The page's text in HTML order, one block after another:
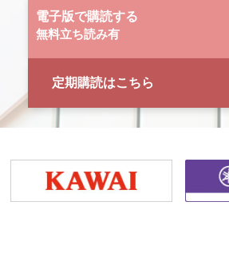
電子版で購読する
無料立ち読み有
定期購読はこちら